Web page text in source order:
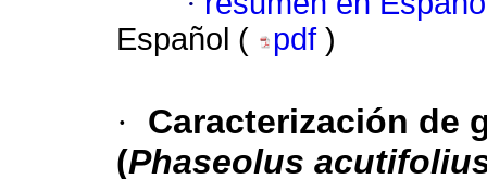
Español (
pdf )
·
Caracterización de
(Phaseolus